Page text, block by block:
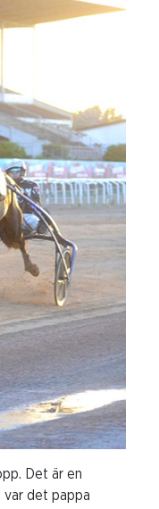
Det är en
var det pappa